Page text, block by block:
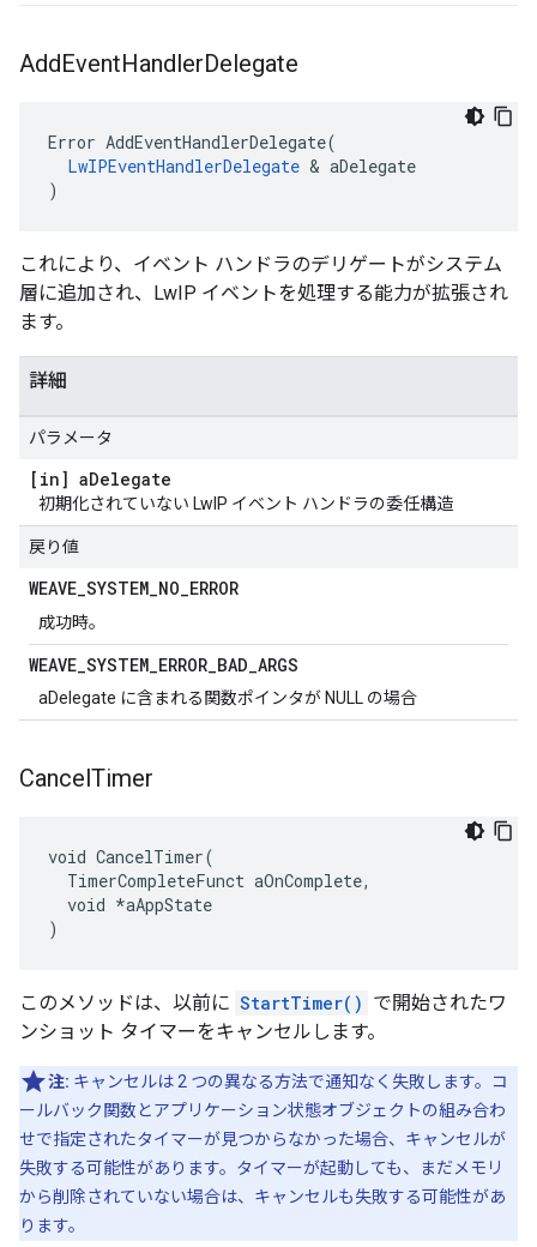
AddEventHandlerDelegate
Error AddEventHandlerDelegate(
LwIPEventHandlerDelegate & aDelegate
)
これにより、イベント ハンドラのデリゲートがシステム
層に追加され、LwIP イベントを処理する能力が拡張され
ます。
詳細
パラメータ
[in] aDelegate
初期化されていない LwIP イベント ハンドラの委任構造
戻り値
WEAVE_SYSTEM_NO_ERROR
成功時。
WEAVE_SYSTEM_ERROR_BAD_ARGS
aDelegate に含まれる関数ポインタが NULL の場合
CancelTimer
void CancelTimer(
  TimerCompleteFunct aOnComplete,
  void *aAppState
)
このメソッドは、以前に StartTimer() で開始されたワ
ンショット タイマーをキャンセルします。
注: キャンセルは 2 つの異なる方法で通知なく失敗します。コ
ールバック関数とアプリケーション状態オブジェクトの組み合わ
せで指定されたタイマーが見つからなかった場合、キャンセルが
失敗する可能性があります。タイマーが起動しても、まだメモリ
から削除されていない場合は、キャンセルも失敗する可能性があ
ります。